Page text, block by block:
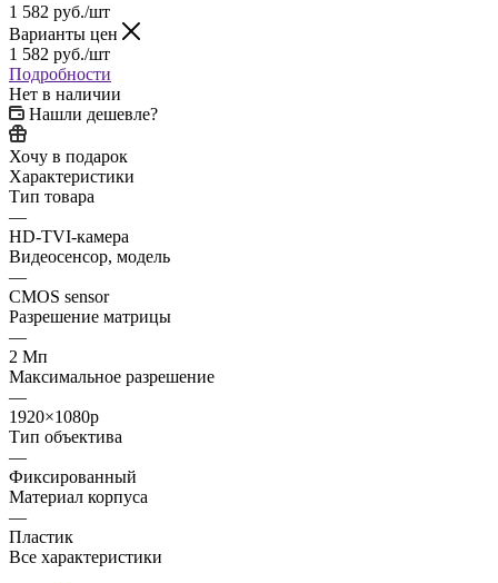
1 582 руб./шт
Варианты цен
1 582 руб./шт
Подробности
Нет в наличии
Нашли дешевле?
Хочу в подарок
Характеристики
Тип товара
—
HD-TVI-камера
Видеосенсор, модель
—
CMOS sensor
Разрешение матрицы
—
2 Мп
Максимальное разрешение
—
1920×1080p
Тип объектива
—
Фиксированный
Материал корпуса
—
Пластик
Все характеристики